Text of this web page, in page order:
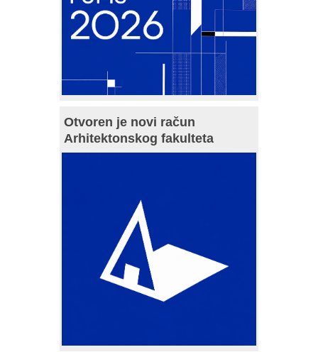
Otvoren je novi račun
Arhitektonskog fakulteta